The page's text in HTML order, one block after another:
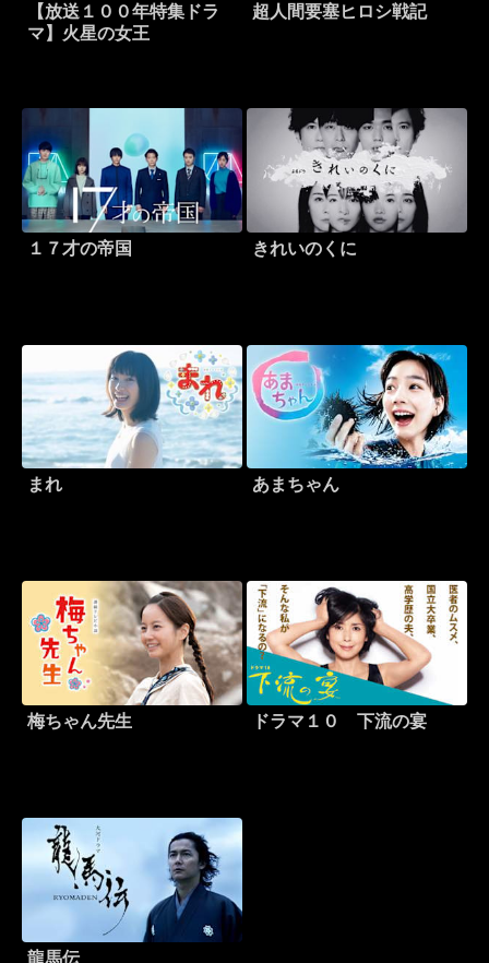
【放送１００年特集ドラ
マ】火星の女王
超人間要塞ヒロシ戦記
１７才の帝国 きれいのくに
まれ あまちゃん
梅ちゃん先生 ドラマ１０ 下流の宴
龍馬伝